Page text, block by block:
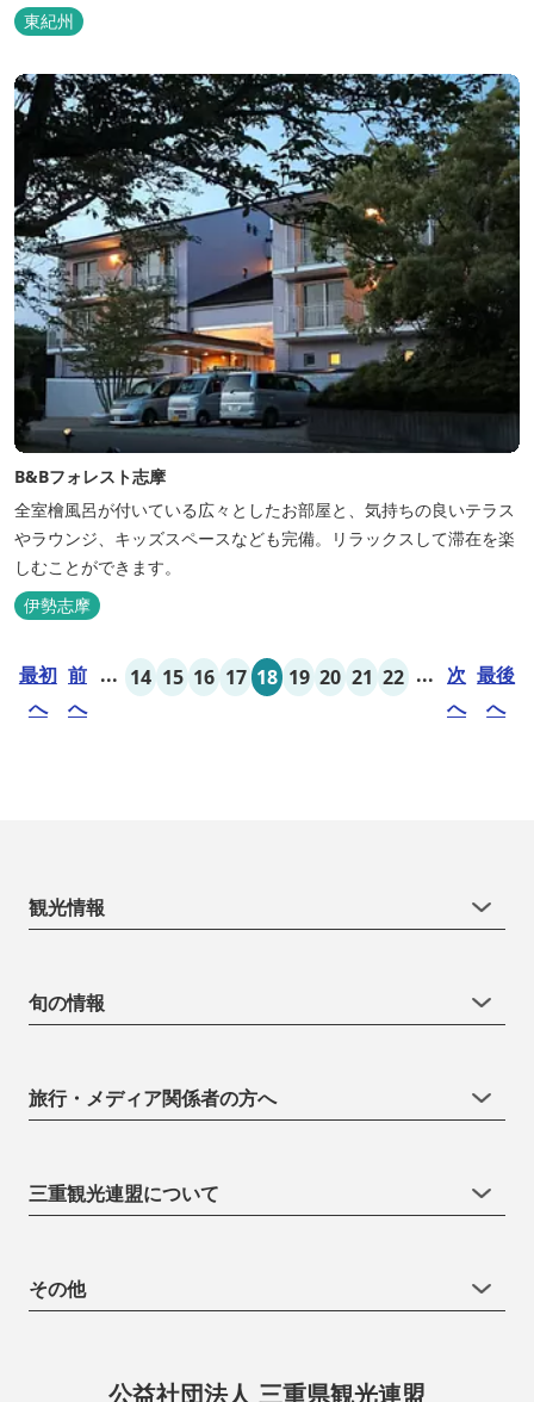
東紀州
B&Bフォレスト志摩
全室檜風呂が付いている広々としたお部屋と、気持ちの良いテラス
やラウンジ、キッズスペースなども完備。リラックスして滞在を楽
しむことができます。
伊勢志摩
最初
へ
前
へ
... 14 15 16 17 18 19 20 21 22 ... 次
へ
最後
へ
観光情報
旬の情報
旅行・メディア関係者の方へ
三重観光連盟について
その他
公益社団法人 三重県観光連盟